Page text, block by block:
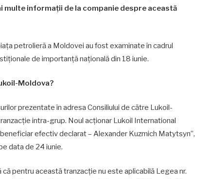
informații de la companie despre această
petrolieră a Moldovei au fost examinate în cadrul
de importanță națională din 18 iunie.
Moldova?
prezentate în adresa Consiliului de către Lukoil-
intra-grup. Noul acționar Lukoil International
efectiv declarat – Alexander Kuzmich Matytsyn”,
data de 24 iunie.
pentru această tranzacție nu este aplicabilă Legea nr.